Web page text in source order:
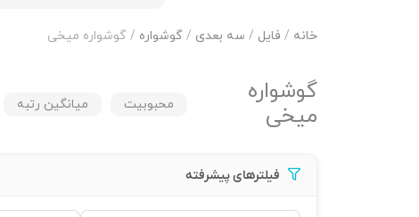
خانه / فایل / سه بعدی / گوشواره / گوشواره میخی
گوشواره
میخی
محبوبیت میانگین رتبه
فیلترهای پیشرفته